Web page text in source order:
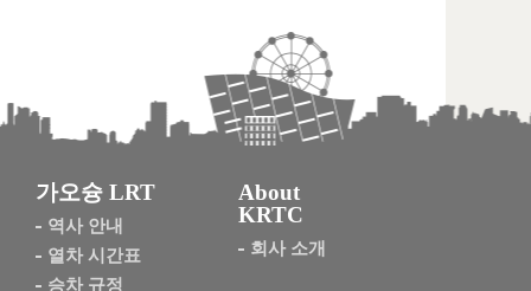
가오슝 LRT
역사 안내
열차 시간표
승차 규정
About
KRTC
회사 소개